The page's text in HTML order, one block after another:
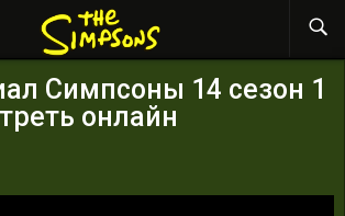
Симпсоны 14 сезон 1
онлайн